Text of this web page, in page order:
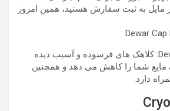
به ثبت سفارش هستید، همین امروز
جایگزینی درپوش Dewar: کلاهک های فرسوده و آسیب دیده
مایع شما را کاهش می دهد و همچنین
دارد.